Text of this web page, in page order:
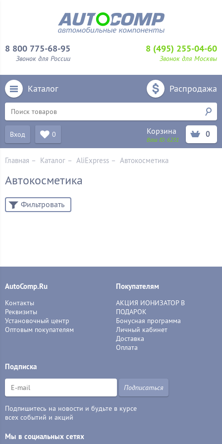
8 800 775-68-95
Звонок для России
8 (495) 255-04-60
Звонок для Москвы
Каталог Распродажа
Вход 0 Корзина
Ваш ID:6231
0
Главная – Каталог – AliExpress – Автокосметика
Автокосметика
Фильтровать
AutoComp.Ru
Контакты
Реквизиты
Установочный центр
Оптовым покупателям
Покупателям
АКЦИЯ ИОНИЗАТОР В
ПОДАРОК
Бонусная программа
Личный кабинет
Доставка
Оплата
Подписка
Подписаться
Подпишитесь на новости и будьте в курсе
всех событий и акций
Мы в социальных сетях